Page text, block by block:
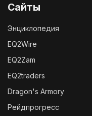
Сайты
Энциклопедия
EQ2Wire
EQ2Zam
EQ2traders
Dragon's Armory
Рейдпрогресс